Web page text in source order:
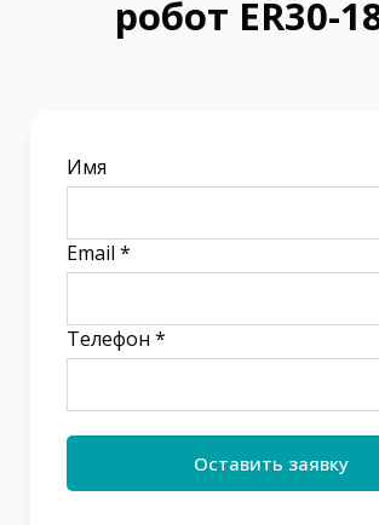
робот ER30-
Имя
Email *
Телефон *
Оставить заявку